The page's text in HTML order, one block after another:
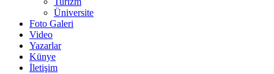
Üniversite
Foto Galeri
Video
Yazarlar
Künye
İletişim